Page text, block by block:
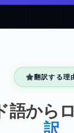
翻訳する理
語から
訳